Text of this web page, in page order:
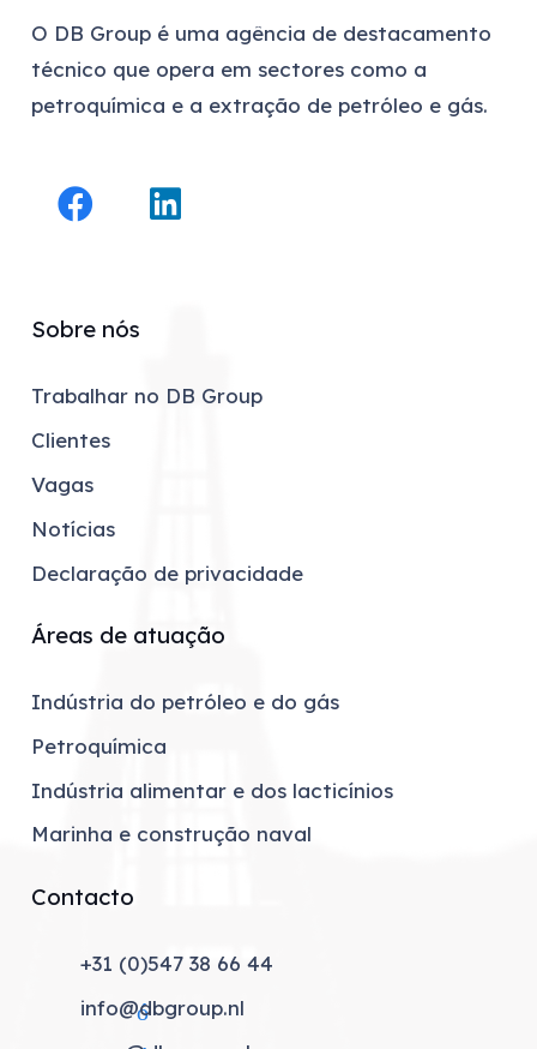
O DB Group é uma agência de destacamento
técnico que opera em sectores como a
petroquímica e a extração de petróleo e gás.
Sobre nós
Trabalhar no DB Group
Clientes
Vagas
Notícias
Declaração de privacidade
Áreas de atuação
Indústria do petróleo e do gás
Petroquímica
Indústria alimentar e dos lacticínios
Marinha e construção naval
Contacto
+31 (0)547 38 66 44
eletrónico
info@dbgroup.nl